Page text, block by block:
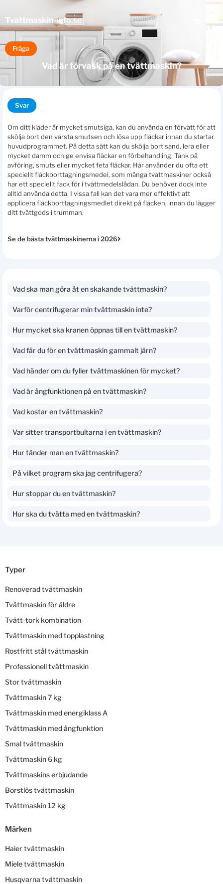
Tvattmaskin-info.se
Fråga
Vad är förvask på en tvättmaskin?
Svar
Om ditt kläder är mycket smutsiga, kan du använda en förvätt för att
skölja bort den värsta smutsen och lösa upp fläckar innan du startar
huvudprogrammet. På detta sätt kan du skölja bort sand, lera eller
mycket damm och ge envisa fläckar en förbehandling. Tänk på
avföring, smuts eller mycket feta fläckar. Här använder du ofta ett
speciellt fläckborttagningsmedel, som många tvättmaskiner också
har ett speciellt fack för i tvättmedelslådan. Du behöver dock inte
alltid använda detta. I vissa fall kan det vara mer effektivt att
applicera fläckborttagningsmedlet direkt på fläcken, innan du lägger
ditt tvättgods i trumman.
Se de bästa tvättmaskinerna i 2026
Vad ska man göra åt en skakande tvättmaskin?
Varför centrifugerar min tvättmaskin inte?
Hur mycket ska kranen öppnas till en tvättmaskin?
Vad får du för en tvättmaskin gammalt järn?
Vad händer om du fyller tvättmaskinen för mycket?
Vad är ångfunktionen på en tvättmaskin?
Vad kostar en tvättmaskin?
Var sitter transportbultarna i en tvättmaskin?
Hur tänder man en tvättmaskin?
På vilket program ska jag centrifugera?
Hur stoppar du en tvättmaskin?
Hur ska du tvätta med en tvättmaskin?
Typer
Renoverad tvättmaskin
Tvättmaskin för äldre
Tvätt-tork kombination
Tvättmaskin med topplastning
Rostfritt stål tvättmaskin
Professionell tvättmaskin
Stor tvättmaskin
Tvättmaskin 7 kg
Tvättmaskin med energiklass A
Tvättmaskin med ångfunktion
Smal tvättmaskin
Tvättmaskin 6 kg
Tvättmaskins erbjudande
Borstlös tvättmaskin
Tvättmaskin 12 kg
Märken
Haier tvättmaskin
Miele tvättmaskin
Husqvarna tvättmaskin